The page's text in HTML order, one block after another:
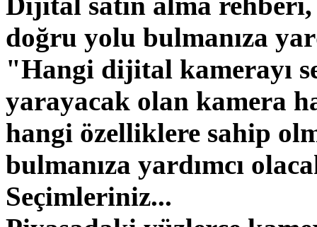
doğru yolu bulmanıza
"Hangi dijital kamerayı
yarayacak olan kamera
hangi özelliklere sahip
bulmanıza yardımcı
Seçimleriniz...